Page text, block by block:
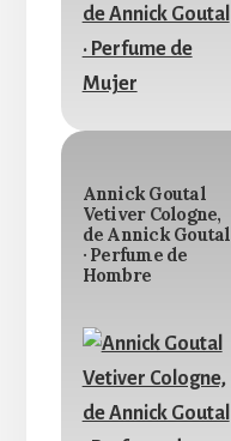
Annick Goutal
Vetiver Cologne,
de Annick Goutal
· Perfume de
Hombre